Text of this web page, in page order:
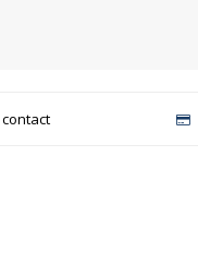
contact